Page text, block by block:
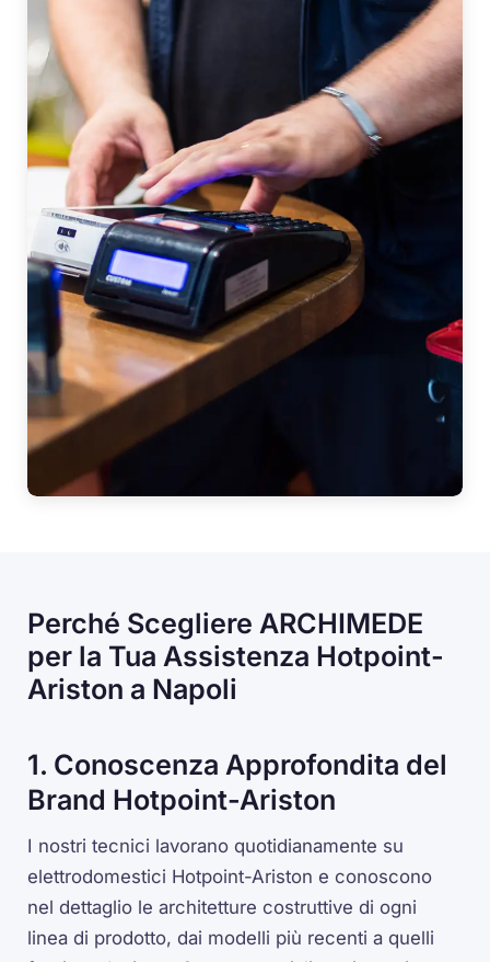
Perché Scegliere ARCHIMEDE
per la Tua Assistenza Hotpoint-
Ariston a Napoli
1. Conoscenza Approfondita del
Brand Hotpoint-Ariston
I nostri tecnici lavorano quotidianamente su
elettrodomestici Hotpoint-Ariston e conoscono
nel dettaglio le architetture costruttive di ogni
linea di prodotto, dai modelli più recenti a quelli